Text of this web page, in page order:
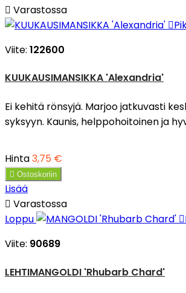
 Varastossa

Viite: 122600
KUUKAUSIMANSIKKA 'Alexandria'
Ei kehitä rönsyjä. Marjoo jatkuvasti
syksyyn. Kaunis, helppohoitoinen ja
Hinta3,75 €
 Ostoskoriin
Lisää
 Varastossa
Loppu

Viite: 90689
LEHTIMANGOLDI 'Rhubarb Chard'